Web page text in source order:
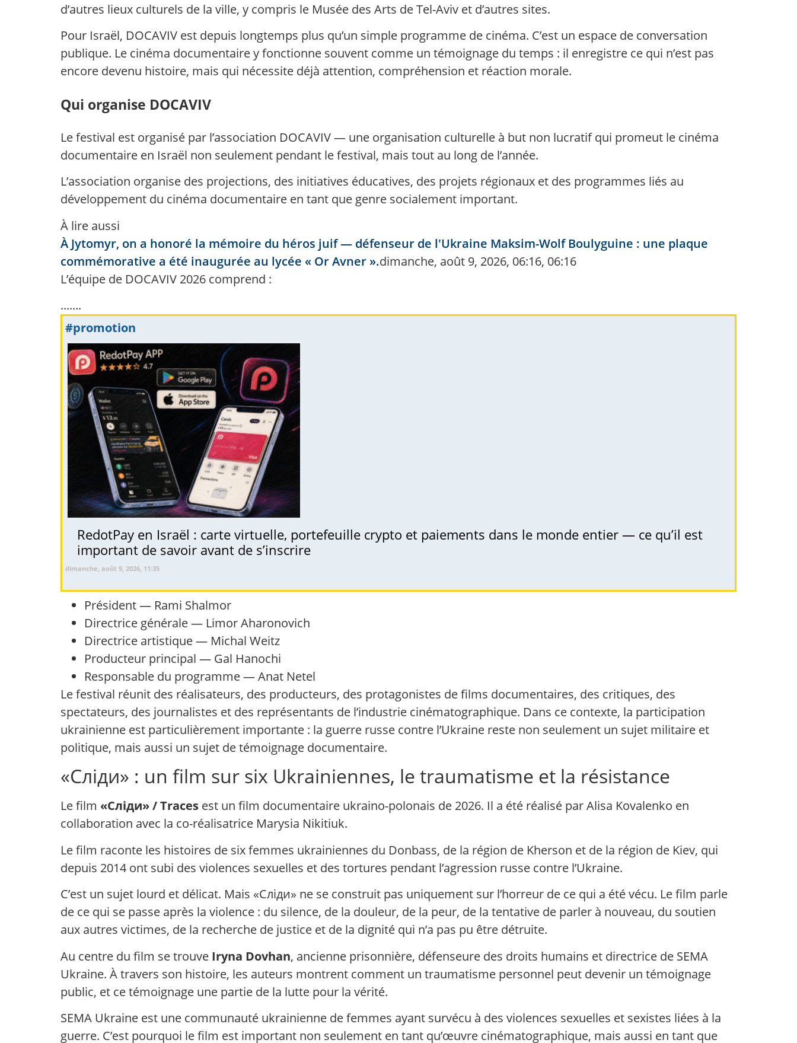
d’autres lieux culturels de la ville, y compris le Musée des Arts de Tel-Aviv et d’autres sites.
Pour Israël, DOCAVIV est depuis longtemps plus qu’un simple programme de cinéma. C’est un espace de conversation
publique. Le cinéma documentaire y fonctionne souvent comme un témoignage du temps : il enregistre ce qui n’est pas
encore devenu histoire, mais qui nécessite déjà attention, compréhension et réaction morale.
Qui organise DOCAVIV
Le festival est organisé par l’association DOCAVIV — une organisation culturelle à but non lucratif qui promeut le cinéma
documentaire en Israël non seulement pendant le festival, mais tout au long de l’année.
L’association organise des projections, des initiatives éducatives, des projets régionaux et des programmes liés au
développement du cinéma documentaire en tant que genre socialement important.
À lire aussi
À Jytomyr, on a honoré la mémoire du héros juif — défenseur de l'Ukraine Maksim-Wolf Boulyguine : une plaque
commémorative a été inaugurée au lycée « Or Avner ».dimanche, août 9, 2026, 06:16, 06:16
L’équipe de DOCAVIV 2026 comprend :
.......
#promotion
RedotPay en Israël : carte virtuelle, portefeuille crypto et paiements dans le monde entier — ce qu’il est
important de savoir avant de s’inscrire
dimanche, août 9, 2026, 11:35
Président — Rami Shalmor
Directrice générale — Limor Aharonovich
Directrice artistique — Michal Weitz
Producteur principal — Gal Hanochi
Responsable du programme — Anat Netel
Le festival réunit des réalisateurs, des producteurs, des protagonistes de films documentaires, des critiques, des
spectateurs, des journalistes et des représentants de l’industrie cinématographique. Dans ce contexte, la participation
ukrainienne est particulièrement importante : la guerre russe contre l’Ukraine reste non seulement un sujet militaire et
politique, mais aussi un sujet de témoignage documentaire.
«Сліди» : un film sur six Ukrainiennes, le traumatisme et la résistance
Le film «Сліди» / Traces est un film documentaire ukraino-polonais de 2026. Il a été réalisé par Alisa Kovalenko en
collaboration avec la co-réalisatrice Marysia Nikitiuk.
Le film raconte les histoires de six femmes ukrainiennes du Donbass, de la région de Kherson et de la région de Kiev, qui
depuis 2014 ont subi des violences sexuelles et des tortures pendant l’agression russe contre l’Ukraine.
C’est un sujet lourd et délicat. Mais «Сліди» ne se construit pas uniquement sur l’horreur de ce qui a été vécu. Le film parle
de ce qui se passe après la violence : du silence, de la douleur, de la peur, de la tentative de parler à nouveau, du soutien
aux autres victimes, de la recherche de justice et de la dignité qui n’a pas pu être détruite.
Au centre du film se trouve Iryna Dovhan, ancienne prisonnière, défenseure des droits humains et directrice de SEMA
Ukraine. À travers son histoire, les auteurs montrent comment un traumatisme personnel peut devenir un témoignage
public, et ce témoignage une partie de la lutte pour la vérité.
SEMA Ukraine est une communauté ukrainienne de femmes ayant survécu à des violences sexuelles et sexistes liées à la
guerre. C’est pourquoi le film est important non seulement en tant qu’œuvre cinématographique, mais aussi en tant que